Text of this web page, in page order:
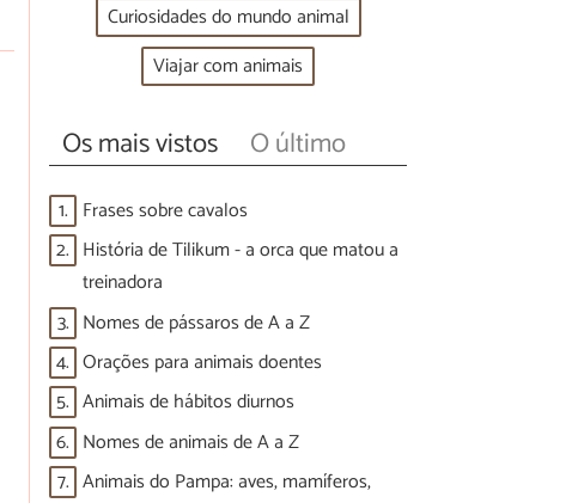
Curiosidades do mundo animal
Viajar com animais
Os mais vistos O último
1. Frases sobre cavalos
2. História de Tilikum - a orca que matou a
treinadora
3. Nomes de pássaros de A a Z
4. Orações para animais doentes
5. Animais de hábitos diurnos
6. Nomes de animais de A a Z
7. Animais do Pampa: aves, mamíferos,